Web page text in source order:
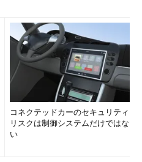
コネクテッドカーのセキュリティ
リスクは制御システムだけではな
い